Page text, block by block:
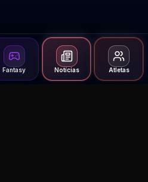
Fantasy Notícias Atletas